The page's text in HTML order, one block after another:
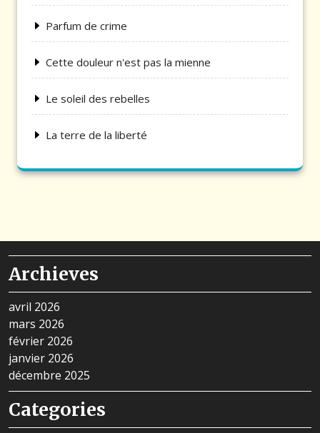
Parfum de crime
Cette douleur n'est pas la mienne
Le soleil des rebelles
La terre de la liberté
Archieves
avril 2026
mars 2026
février 2026
janvier 2026
décembre 2025
Categories